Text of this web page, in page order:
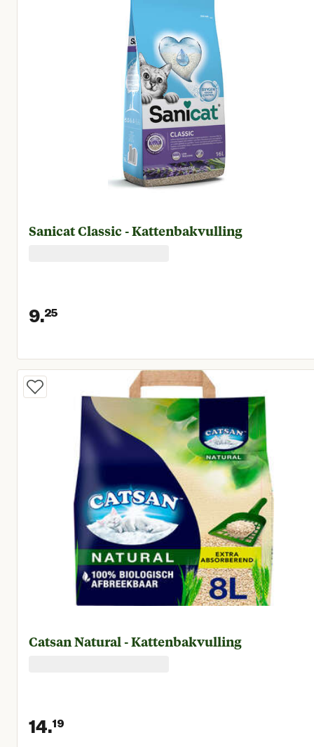
Sanicat Classic - Kattenbakvulling
9.25
Huidige prijs € 9,25
Catsan Natural - Kattenbakvulling
14.19